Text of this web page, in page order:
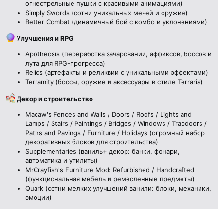
огнестрельные пушки с красивыми анимациями)
Simply Swords (сотни уникальных мечей и оружие)
Better Combat (динамичный бой с комбо и уклонениями)
Улучшения и RPG
Apotheosis (переработка зачарований, аффиксов, боссов и
лута для RPG-прогресса)
Relics (артефакты и реликвии с уникальными эффектами)
Terramity (боссы, оружие и аксессуары в стиле Terraria)
Декор и строительство
Macaw's Fences and Walls / Doors / Roofs / Lights and
Lamps / Stairs / Paintings / Bridges / Windows / Trapdoors /
Paths and Pavings / Furniture / Holidays (огромный набор
декоративных блоков для строительства)
Supplementaries (ваниль+ декор: банки, фонари,
автоматика и утилиты)
MrCrayfish's Furniture Mod: Refurbished / Handcrafted
(функциональная мебель и ремесленные предметы)
Quark (сотни мелких улучшений ванили: блоки, механики,
эмоции)